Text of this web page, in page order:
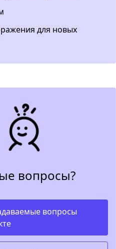
для новых
вопросы?
вопросы